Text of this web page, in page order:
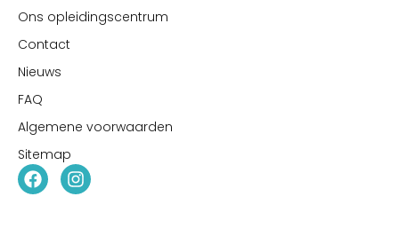
Ons opleidingscentrum
Contact
Nieuws
FAQ
Algemene voorwaarden
Sitemap